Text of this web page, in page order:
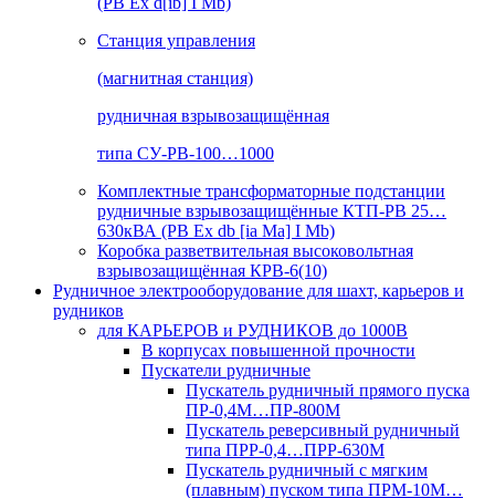
Станция управления
(магнитная станция)
рудничная взрывозащищённая
типа СУ-РВ-100…1000
Комплектные трансформаторные подстанции
рудничные взрывозащищённые КТП-РВ 25…
630кВА (РВ Ex db [ia Ma] I Mb)
Коробка разветвительная высоковольтная
взрывозащищённая КРВ-6(10)
Рудничное электрооборудование для шахт, карьеров и
рудников
для КАРЬЕРОВ и РУДНИКОВ до 1000В
В корпусах повышенной прочности
Пускатели рудничные
Пускатель рудничный прямого пуска
ПР-0,4М…ПР-800М
Пускатель реверсивный рудничный
типа ПРР-0,4…ПРР-630М
Пускатель рудничный с мягким
(плавным) пуском типа ПРМ-10М…